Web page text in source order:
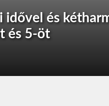
idővel és
és 5-öt